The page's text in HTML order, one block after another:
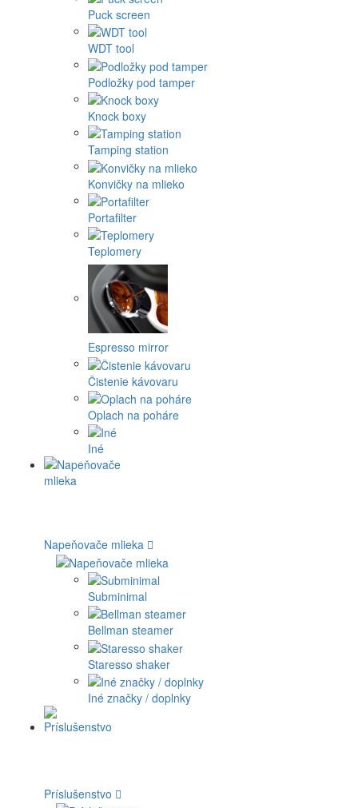
Puck screen
WDT tool
Podložky pod tamper
Knock boxy
Tamping station
Konvičky na mlieko
Portafilter
Teplomery
Espresso mirror
Čistenie kávovaru
Oplach na poháre
Iné
Napeňovače mlieka
Subminimal
Bellman steamer
Staresso shaker
Iné značky / doplnky
Príslušenstvo